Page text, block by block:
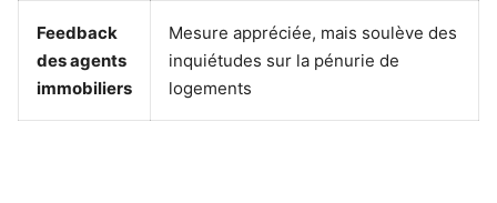
Feedback
des agents
immobiliers
Mesure appréciée, mais soulève des
inquiétudes sur la pénurie de
logements